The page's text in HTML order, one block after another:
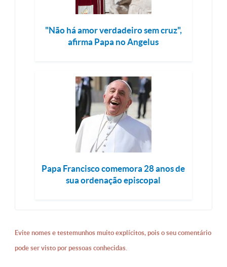
"Não há amor verdadeiro sem cruz",
afirma Papa no Angelus
Papa Francisco comemora 28 anos de
sua ordenação episcopal
Evite nomes e testemunhos muito explícitos, pois o seu comentário
pode ser visto por pessoas conhecidas.